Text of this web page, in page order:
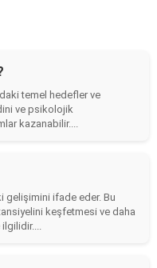
temel hedefler ve
ve psikolojik
kazanabilir....
gelişimini ifade eder. Bu
keşfetmesi ve daha